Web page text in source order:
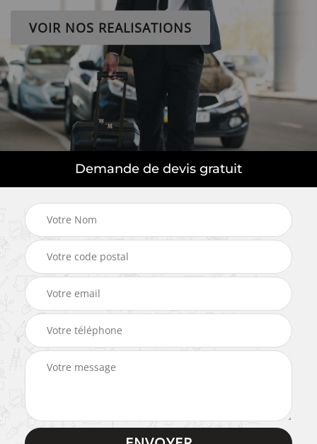
VOIR NOS REALISATIONS
Demande de devis gratuit